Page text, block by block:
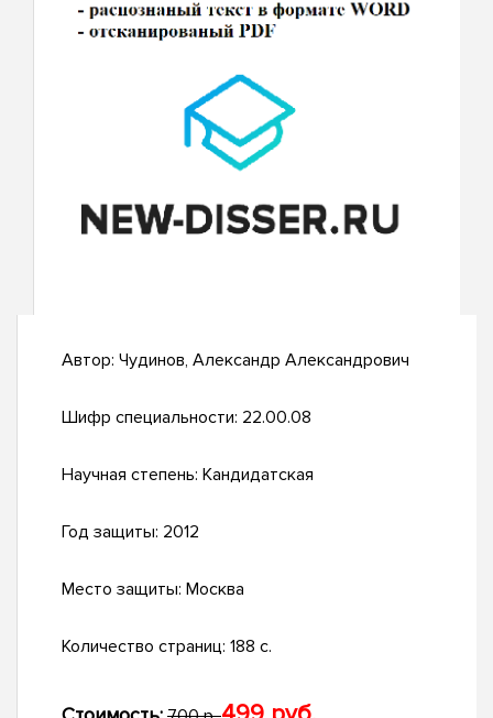
Автор: Чудинов, Александр Александрович
Шифр специальности: 22.00.08
Научная степень: Кандидатская
Год защиты: 2012
Место защиты: Москва
Количество страниц: 188 с.